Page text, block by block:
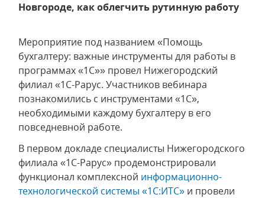
Новгороде, как облегчить рутинную работу
Мероприятие под названием «Помощь
бухгалтеру: важные инструменты для работы в
программах «1С»» провел Нижегородский
филиал «1С-Рарус. Участников вебинара
познакомились с инструментами «1С»,
необходимыми каждому бухгалтеру в его
повседневной работе.
В первом докладе специалисты Нижегородского
филиала «1С-Рарус» продемонстрировали
функционал комплексной информационно-
технологической системы «1С:ИТС» и провели